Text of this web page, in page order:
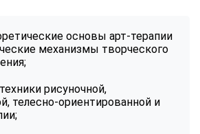
основы арт-терапии
механизмы творческого
рисуночной,
телесно-ориентированной и